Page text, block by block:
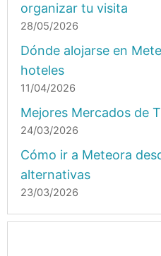
organizar tu visita
28/05/2026
Dónde alojarse en
hoteles
11/04/2026
Mejores Mercados de
24/03/2026
Cómo ir a Meteora
alternativas
23/03/2026